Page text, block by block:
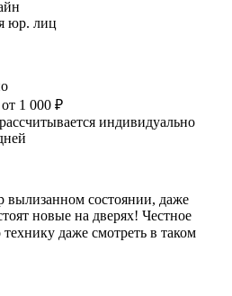
юр. лиц
1 000 ₽
индивидуально
вылизанном состоянии, даже
новые на дверях! Честное
даже смотреть в таком